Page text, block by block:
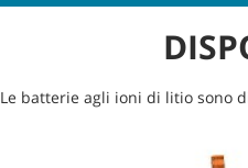
Le batterie agli ioni di litio sono